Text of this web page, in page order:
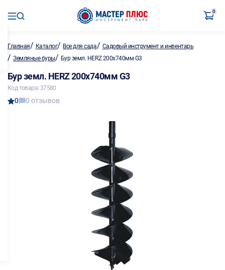
0
Главная/ Каталог/ Все для сада/ Садовый инструмент и инвентарь
/ Земляные буры/ Бур земл. HERZ 200х740мм G3
Бур земл. HERZ 200х740мм G3
Код товара: 37580
0 0 отзывов